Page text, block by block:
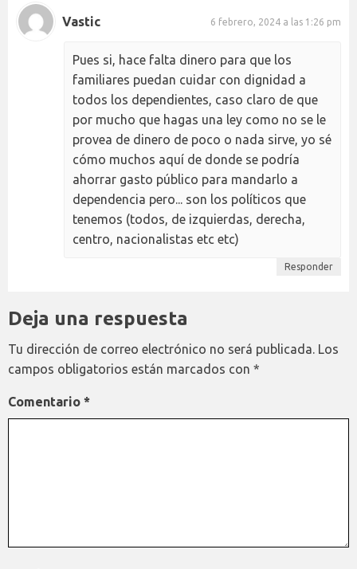
Vastic 6 febrero, 2024 a las 1:26 pm
Pues si, hace falta dinero para que los
familiares puedan cuidar con dignidad a
todos los dependientes, caso claro de que
por mucho que hagas una ley como no se le
provea de dinero de poco o nada sirve, yo sé
cómo muchos aquí de donde se podría
ahorrar gasto público para mandarlo a
dependencia pero... son los políticos que
tenemos (todos, de izquierdas, derecha,
centro, nacionalistas etc etc)
Responder
Deja una respuesta
Tu dirección de correo electrónico no será publicada. Los
campos obligatorios están marcados con *
Comentario *